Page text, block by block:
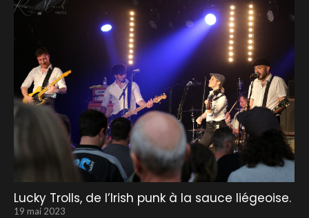
Lucky Trolls, de l’Irish punk à la sauce liégeoise.
19 mai 2023